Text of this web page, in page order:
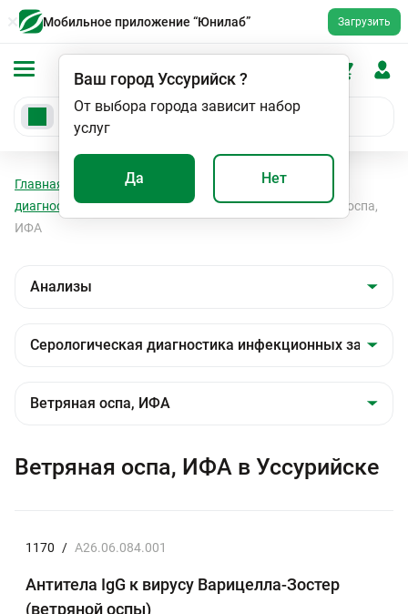
Мобильное приложение “Юнилаб” Загрузить
Ваш городУссурийск?
От выбора города зависит набор
услуг
Да Нет
Главная Анализы
Серологическая
диагностика инфекционных заболеваний
Ветряная оспа,
ИФА
Ветряная оспа, ИФА в Уссурийске
1170 / A26.06.084.001
Антитела IgG к вирусу Варицелла-Зостер
(ветряной оспы)